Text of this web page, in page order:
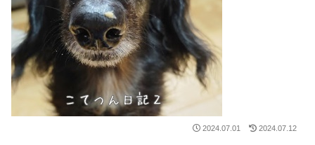
2024.07.01 2024.07.12